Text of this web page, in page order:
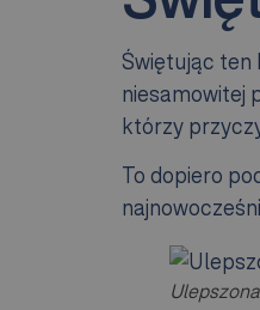
Świętując ten
niesamowitej
którzy
To dopiero